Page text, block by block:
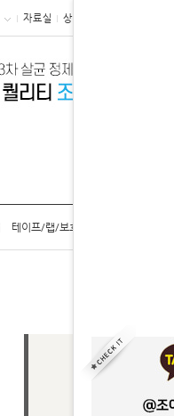
자료실 상품후기
테이프/랩/보호구